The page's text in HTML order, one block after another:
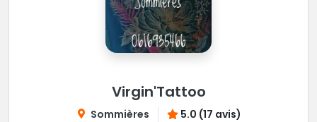
Virgin'Tattoo
Sommières 5.0 (17 avis)